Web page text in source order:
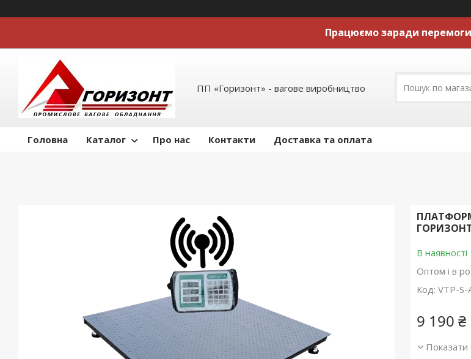
Працюємо заради
ПП «Горизонт» - вагове виробництво
Головна Каталог Про нас Контакти Доставка та оплата
В наявності
Оптом і в
Код: VTP-
9 190 ₴
Показати